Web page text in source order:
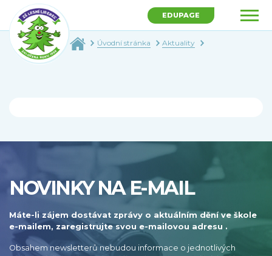
EDUPAGE
Úvodní stránka Aktuality
NOVINKY NA E-MAIL
Máte-li zájem dostávat zprávy o aktuálním dění ve škole
e-mailem, zaregistrujte svou e-mailovou adresu .
Obsahem newsletterů nebudou informace o jednotlivých